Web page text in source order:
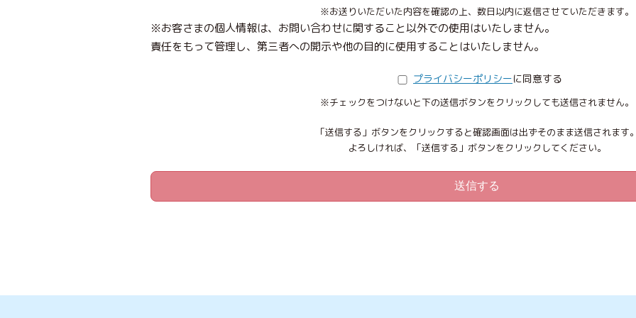
※お送りいただいた内容を確認の上、 数日以内に返信させていただきます。
※お客さまの個人情報は、お問い合わせに関すること以外での使用はいたしません。
責任をもって管理し、第三者への開示や他の目的に使用することはいたしません。
プライバシーポリシーに同意する
※チェックをつけないと下の送信ボタンを クリックしても送信されません。
「送信する」ボタンをクリックすると確認画面は出ずそのまま送信されます
よろしければ、「送信する」ボタンを クリックしてください。